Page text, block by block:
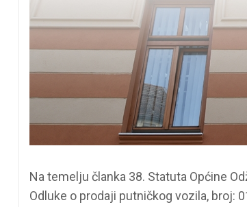
Na temelju članka 38. Statuta Općine
Odluke o prodaji putničkog vozila, broj: